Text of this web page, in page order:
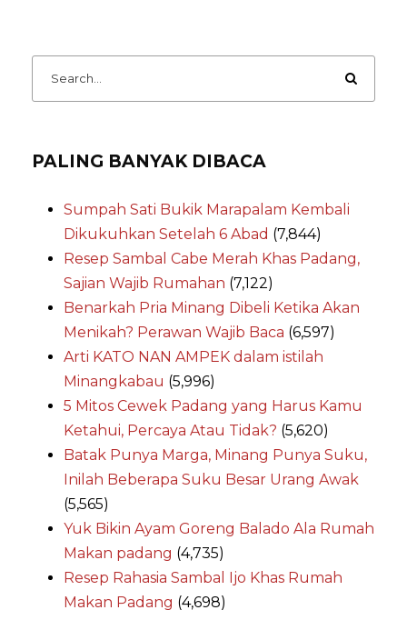
PALING BANYAK DIBACA
Sumpah Sati Bukik Marapalam Kembali
Dikukuhkan Setelah 6 Abad (7,844)
Resep Sambal Cabe Merah Khas Padang,
Sajian Wajib Rumahan (7,122)
Benarkah Pria Minang Dibeli Ketika Akan
Menikah? Perawan Wajib Baca (6,597)
Arti KATO NAN AMPEK dalam istilah
Minangkabau (5,996)
5 Mitos Cewek Padang yang Harus Kamu
Ketahui, Percaya Atau Tidak? (5,620)
Batak Punya Marga, Minang Punya Suku,
Inilah Beberapa Suku Besar Urang Awak
(5,565)
Yuk Bikin Ayam Goreng Balado Ala Rumah
Makan padang (4,735)
Resep Rahasia Sambal Ijo Khas Rumah
Makan Padang (4,698)